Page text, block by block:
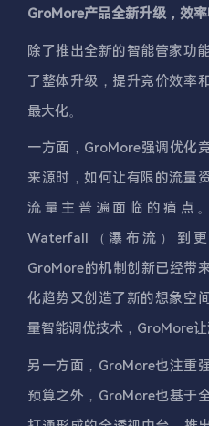
GroMore产品全新升级，效
除了推出全新的智能管家功
了整体升级，提升竞价效率
最大化。
一方面，GroMore强调优化
来源时，如何让有限的流量
流量主普遍面临的痛点
Waterfall（瀑布流）到
GroMore的机制创新已经带
化趋势又创造了新的想象空
量智能调优技术，GroMore让
另一方面，GroMore也注重
预算之外，GroMore也基于